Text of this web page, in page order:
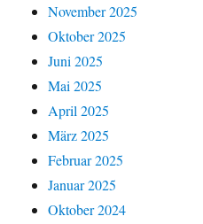
November 2025
Oktober 2025
Juni 2025
Mai 2025
April 2025
März 2025
Februar 2025
Januar 2025
Oktober 2024